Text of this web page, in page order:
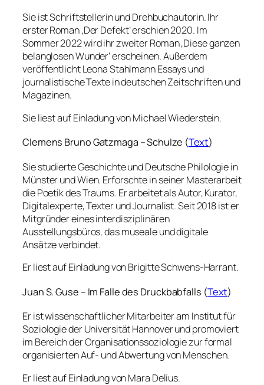
Sie ist Schriftstellerin und Drehbuchautorin. Ihr
erster Roman ‚Der Defekt‘ erschien 2020. Im
Sommer 2022 wird ihr zweiter Roman ‚Diese ganzen
belanglosen Wunder‘ erscheinen. Außerdem
veröffentlicht Leona Stahlmann Essays und
journalistische Texte in deutschen Zeitschriften und
Magazinen.
Sie liest auf Einladung von Michael Wiederstein.
Clemens Bruno Gatzmaga – Schulze (Text)
Sie studierte Geschichte und Deutsche Philologie in
Münster und Wien. Erforschte in seiner Masterarbeit
die Poetik des Traums. Er arbeitet als Autor, Kurator,
Digitalexperte, Texter und Journalist. Seit 2018 ist er
Mitgründer eines interdisziplinären
Ausstellungsbüros, das museale und digitale
Ansätze verbindet.
Er liest auf Einladung von Brigitte Schwens-Harrant.
Juan S. Guse – Im Falle des Druckbabfalls (Text)
Er ist wissenschaftlicher Mitarbeiter am Institut für
Soziologie der Universität Hannover und promoviert
im Bereich der Organisationssoziologie zur formal
organisierten Auf- und Abwertung von Menschen.
Er liest auf Einladung von Mara Delius.